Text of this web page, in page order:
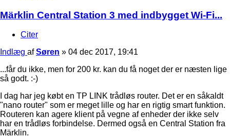
Märklin Central Station 3 med indbygget Wi-Fi...
Citer
Indlæg afSøren » 04 dec 2017, 19:41
...får du ikke, men for 200 kr. kan du få noget der er næsten lige
så godt. :-)
I dag har jeg købt en TP LINK trådløs router. Det er en såkaldt
"nano router" som er meget lille og har en rigtig smart funktion.
Routeren kan agere klient på vegne af enheder der ikke selv
har en trådløs forbindelse. Dermed også en Central Station fra
Märklin.